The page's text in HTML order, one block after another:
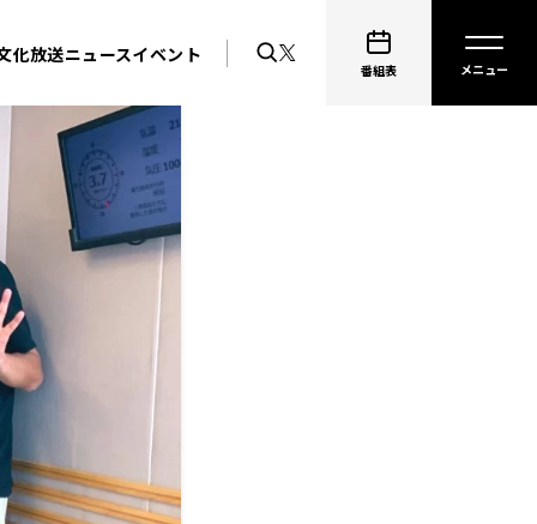
化放送ニュースイベント
番組表